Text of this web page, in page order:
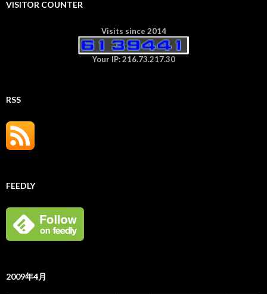
VISITOR COUNTER
Visits since 2014
Your IP: 216.73.217.30
RSS
FEEDLY
2009年4月